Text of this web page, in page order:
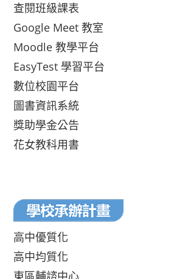
查閱班級課表
Google Meet 教室
Moodle 教學平台
EasyTest 學習平台
數位校園平台
圖書資訊系統
獎助學金公告
花女教科用書
高中優質化
高中均質化
東區輔諮中心